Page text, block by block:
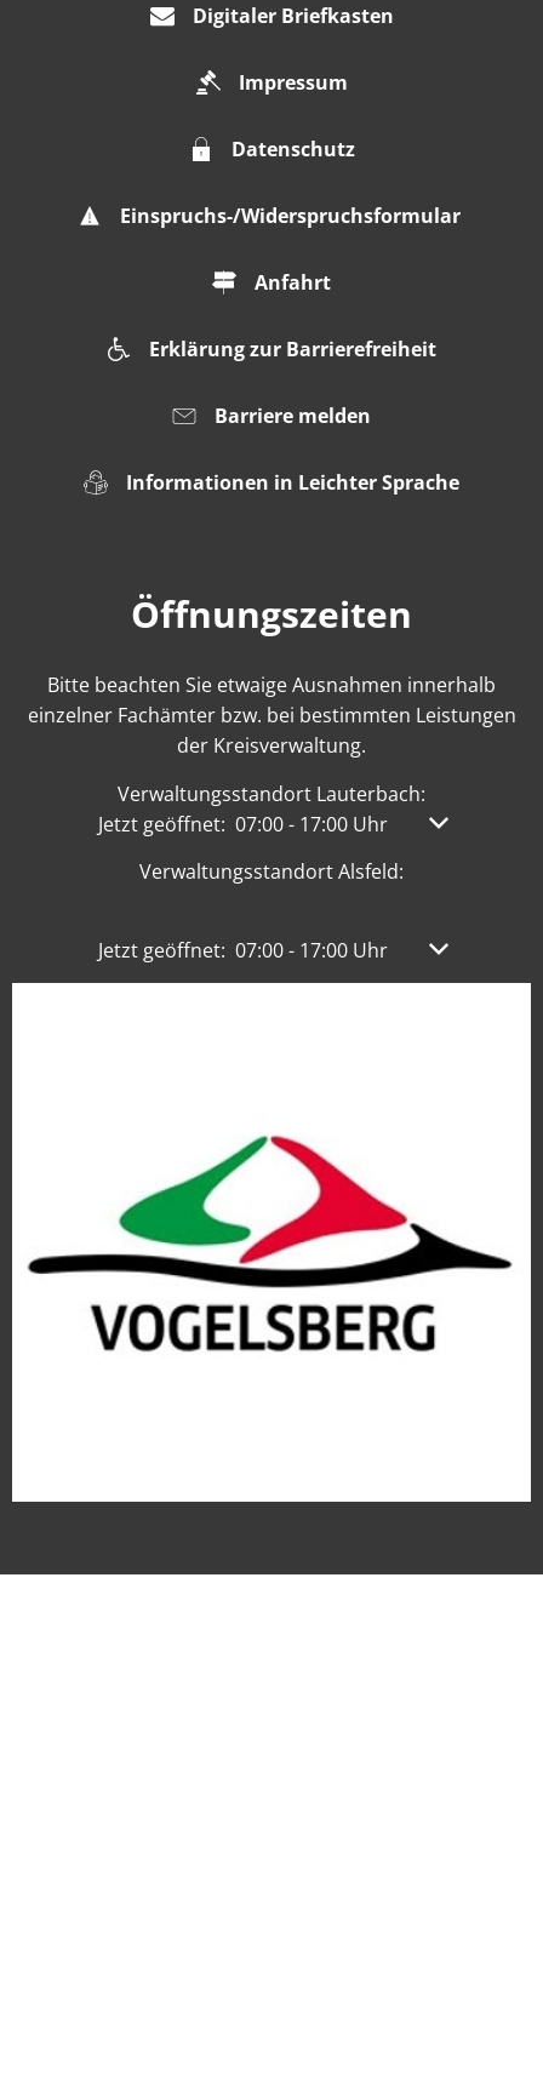
Digitaler Briefkasten
Impressum
Datenschutz
Einspruchs-/Widerspruchsformular
Anfahrt
Erklärung zur Barrierefreiheit
Barriere melden
Informationen in Leichter Sprache
Öffnungszeiten
Bitte beachten Sie etwaige Ausnahmen innerhalb
einzelner Fachämter bzw. bei bestimmten Leistungen
der Kreisverwaltung.
Verwaltungsstandort Lauterbach:
Klicken, um weitere Öffnungs- oder
Jetzt geöffnet: 07:00- 17:00Uhr
Von 07:00
Verwaltungsstandort Alsfeld:
Klicken, um weitere Öffnungs- oder
Jetzt geöffnet: 07:00- 17:00Uhr Von 07:00